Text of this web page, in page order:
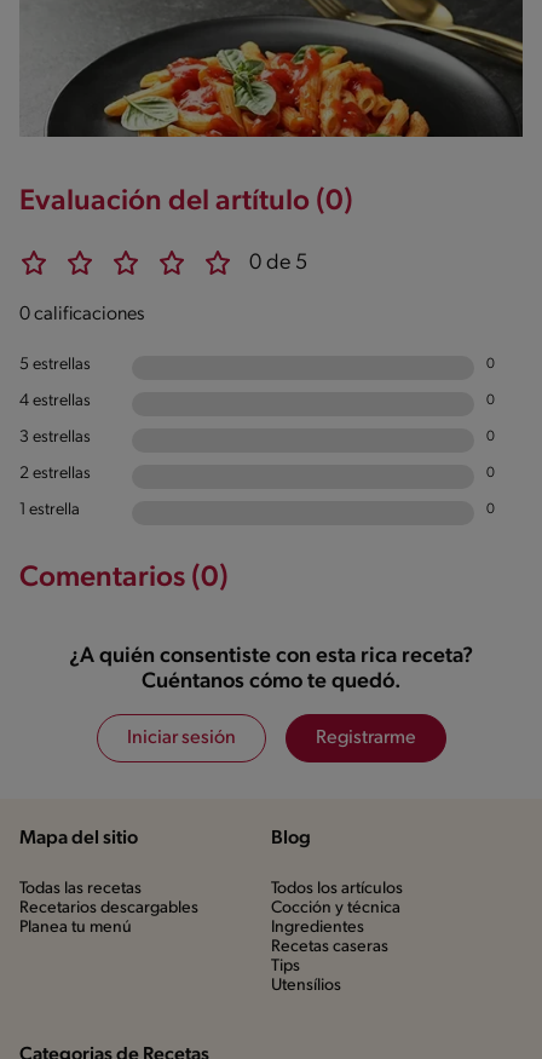
Evaluación del artítulo (0)
0 de 5
0 calificaciones
5 estrellas 0
4 estrellas 0
3 estrellas 0
2 estrellas 0
1 estrella 0
Comentarios (0)
¿A quién consentiste con esta rica receta?
Cuéntanos cómo te quedó.
Iniciar sesión Registrarme
Mapa del sitio
Todas las recetas
Recetarios descargables
Planea tu menú
Blog
Todos los artículos
Cocción y técnica
Ingredientes
Recetas caseras
Tips
Utensílios
Categorias de Recetas